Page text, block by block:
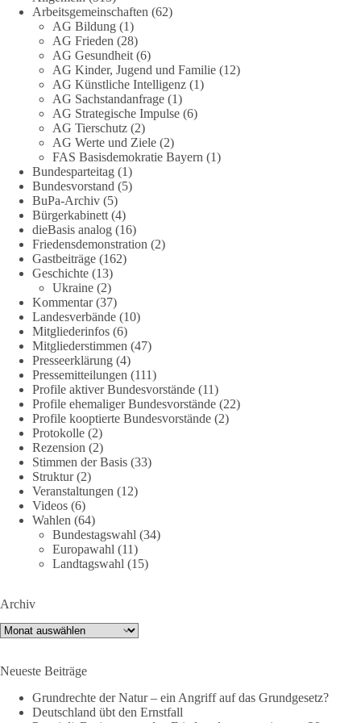
Jetzt abstimmen: Welche Rolle soll Deutschland in Sachen
Verteidung übernehmen❓
Das Bundesministerium der Verteidigung schreibt im
Strategiepapier, dass die Bundeswehr zum Schutz des Landes
und der Verbündeten abschreckungs- und verteidigungsfähig
sein muss. Die strategische Ausrichtung sieht vor, dass
Deutschland in der NATO eine Führungsrolle übernimmt, zur
stärksten konventionellen Armee Europas werden soll und
über die Verteidigungsbereitschaft hinaus aufrüstet.
Wie siehst du das? Mach jetzt bei unserer Umfrage mit und sag
uns deine Meinung:
point_righthttps://diebasis-he.de/umfrage-des-monats-august-
2026/point_left
🟩🟩🟦🟦🟥🟥🟧🟧
Quelle:#section-6092974" target="_blank"
rel="noreferrer">https://www.bmvg.de/de/grundlagendokume
nte-strategische-ausrichtung#section
#dieBasis #Umfrage #Verteidigung #Bundeswehr
659 669 26
DieBasis
2 Tage(n) zuvor
💧 Wasser ist kein globales Experiment
Mariana Mazzucato ist Beraterin und Rednerin des World
Economic Forum (WEF). In ihrer Rede zu globalen
Herausforderungen sprach sie sich 2022 dafür aus, bestimmte
Covid-19-„Impfungen“ nicht gelungen ist, die ganze Welt
betrachtet Wasser nun als „globales Gemeingut“.
Arbeitsgemeinschaften (62)
AG Bildung (1)
AG Frieden (28)
AG Gesundheit (6)
AG Kinder, Jugend und Familie (12)
AG Künstliche Intelligenz (1)
AG Sachstandanfrage (1)
AG Strategische Impulse (6)
AG Tierschutz (2)
AG Werte und Ziele (2)
FAS Basisdemokratie Bayern (1)
Bundesparteitag (1)
Bundesvorstand (5)
BuPa-Archiv (5)
Bürgerkabinett (4)
dieBasis analog (16)
Friedensdemonstration (2)
Gastbeiträge (162)
Geschichte (13)
Ukraine (2)
Kommentar(37)
Landesverbände (10)
Mitgliederinfos (6)
Mitgliederstimmen (47)
Presseerklärung (4)
Pressemitteilungen (111)
Profile aktiver Bundesvorstände (11)
Profile ehemaliger Bundesvorstände (22)
Profile kooptierte Bundesvorstände (2)
Protokolle (2)
Rezension (2)
Stimmen der Basis (33)
Struktur(2)
Veranstaltungen (12)
Videos (6)
Wahlen (64)
Bundestagswahl (34)
Europawahl (11)
Landtagswahl (15)
Archiv
Archiv
Neueste Beiträge
Grundrechte der Natur – ein Angriff auf das Grundgesetz?
Deutschland übt den Ernstfall